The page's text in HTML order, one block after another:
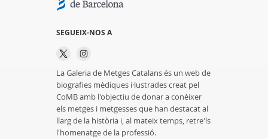
SEGUEIX-NOS A
La Galeria de Metges Catalans és un web de
biografies mèdiques i·lustrades creat pel
CoMB amb l'objectiu de donar a conèixer
els metges i metgesses que han destacat al
llarg de la història i, al mateix temps, retre'ls
l'homenatge de la professió.